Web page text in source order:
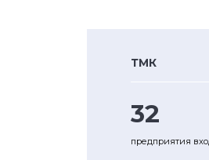
ТМК
32
предприятия